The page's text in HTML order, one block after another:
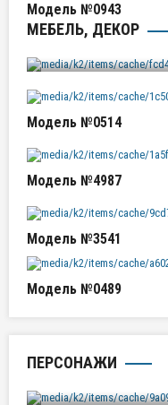
Модель №0943
МЕБЕЛЬ, ДЕКОР
Модель №3085
Модель №0514
Модель №4987
Модель №3541
Модель №0489
ПЕРСОНАЖИ